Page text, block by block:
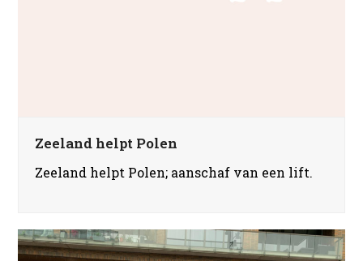
Zeeland helpt Polen
Zeeland helpt Polen; aanschaf van een lift.